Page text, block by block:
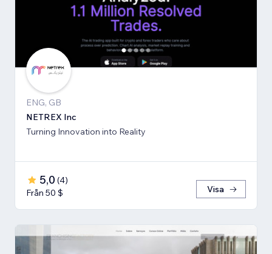
ENG, GB
NETREX Inc
Turning Innovation into Reality
5,0 (4)
Från 50 $
Visa